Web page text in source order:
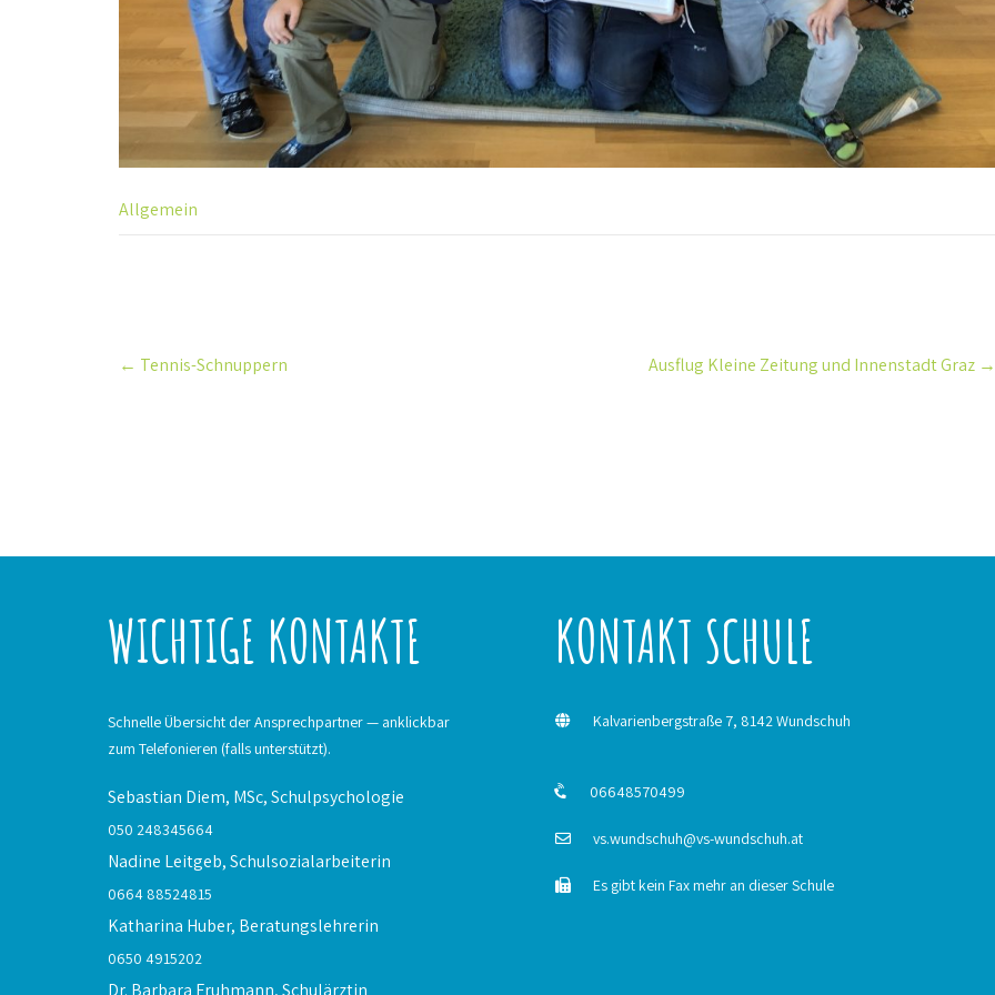
Allgemein
navigation
← Tennis-Schnuppern Ausflug Kleine Zeitung und Innenstadt Graz →
WICHTIGE KONTAKTE
Schnelle Übersicht der Ansprechpartner — anklickbar
zum Telefonieren (falls unterstützt).
Sebastian Diem, MSc,Schulpsychologie
050 248345664
Nadine Leitgeb,Schulsozialarbeiterin
0664 88524815
Katharina Huber, Beratungslehrerin
0650 4915202
Dr. Barbara Fruhmann,Schulärztin
KONTAKT SCHULE
Kalvarienbergstraße 7, 8142 Wundschuh
06648570499
vs.wundschuh@vs-wundschuh.at
Es gibt kein Fax mehr an dieser Schule